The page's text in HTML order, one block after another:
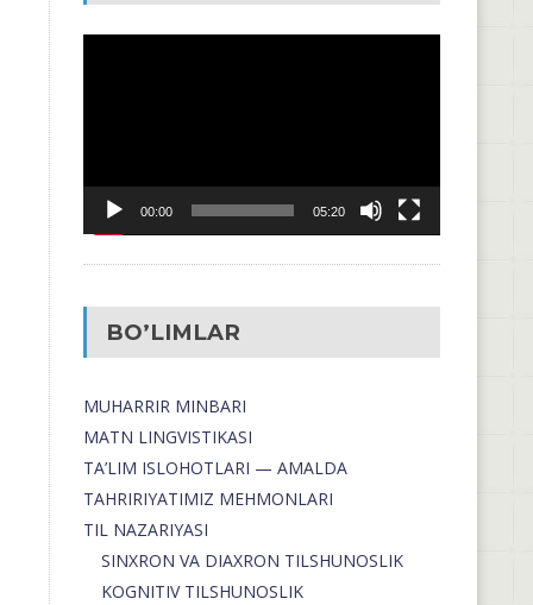
00:00 05:20
BO’LIMLAR
MUHARRIR MINBARI
MATN LINGVISTIKASI
TA’LIM ISLOHOTLARI — AMALDA
TAHRIRIYATIMIZ MEHMONLARI
TIL NAZARIYASI
SINXRON VA DIAXRON TILSHUNOSLIK
KOGNITIV TILSHUNOSLIK